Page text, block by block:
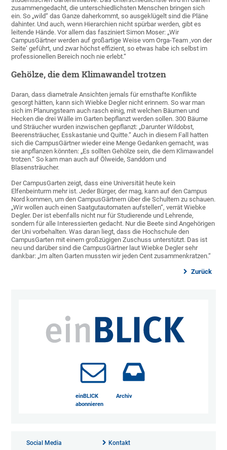
zusammengedacht, die unterschiedlichsten Menschen bringen sich
ein. So „wild“ das Ganze daherkommt, so ausgeklügelt sind die Pläne
dahinter. Und auch, wenn Hierarchien nicht spürbar werden, gibt es
leitende Hände. Vor allem das fasziniert Simon Moser: „Wir
CampusGärtner werden auf großartige Weise vom Orga-Team ‚von der
Seite‘ geführt, und zwar höchst effizient, so etwas habe ich selbst im
professionellen Bereich noch nie erlebt.“
Gehölze, die dem Klimawandel trotzen
Daran, dass diametrale Ansichten jemals für ernsthafte Konflikte
gesorgt hätten, kann sich Wiebke Degler nicht erinnern. So war man
sich im Planungsteam auch rasch einig, mit welchen Bäumen und
Hecken die drei Wälle im Garten bepflanzt werden sollen. 300 Bäume
und Sträucher wurden inzwischen gepflanzt: „Darunter Wildobst,
Beerensträucher, Esskastanie und Quitte.“ Auch in diesem Fall hatten
sich die CampusGärtner wieder eine Menge Gedanken gemacht, was
sie anpflanzen könnten: „Es sollten Gehölze sein, die dem Klimawandel
trotzen.“ So kam man auch auf Ölweide, Sanddorn und
Blasensträucher.
Der CampusGarten zeigt, dass eine Universität heute kein
Elfenbeinturm mehr ist. Jeder Bürger, der mag, kann auf den Campus
Nord kommen, um den CampusGärtnern über die Schultern zu schauen.
„Wir wollen auch einen Saatgutautomaten aufstellen“, verrät Wiebke
Degler. Der ist ebenfalls nicht nur für Studierende und Lehrende,
sondern für alle Interessierten gedacht. Nur die Beete sind Angehörigen
der Uni vorbehalten. Was daran liegt, dass die Hochschule den
CampusGarten mit einem großzügigen Zuschuss unterstützt. Das ist
neu und darüber sind die CampusGärtner laut Wiebke Degler sehr
dankbar: „Im alten Garten mussten wir jeden Cent zusammenkratzen.“
Zurück
einBLICK
abonnieren
Archiv
Social Media Kontakt